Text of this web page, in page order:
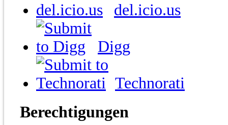
del.icio.us
Digg
Technorati
Berechtigungen